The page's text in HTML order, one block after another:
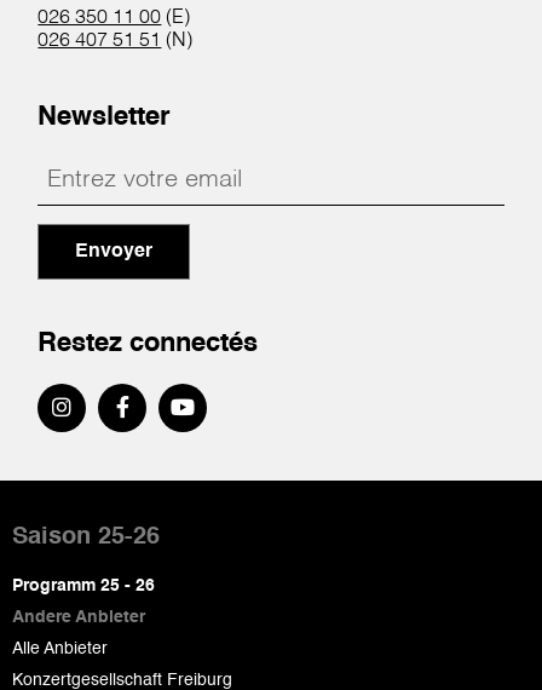
026 350 11 00 (E)
026 407 51 51 (N)
Newsletter
Envoyer
Restez connectés
de
page
Saison 25-26
Programm 25 - 26
Andere Anbieter
Alle Anbieter
Konzertgesellschaft Freiburg